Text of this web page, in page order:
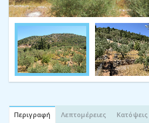
Περιγραφή Λεπτομέρειες Κατόψεις